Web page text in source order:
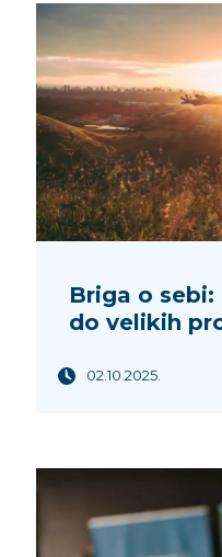
Briga o
do velikih
02.10.2025.